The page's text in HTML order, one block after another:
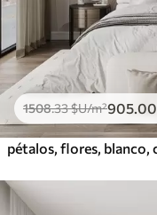
1508.33$U/m²905 .00